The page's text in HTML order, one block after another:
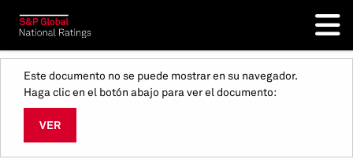
Este documento no se puede mostrar en su navegador.
Haga clic en el botón abajo para ver el documento:
VER